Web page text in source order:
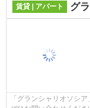
賃貸 | アパート グ
「グランシャリオソシ